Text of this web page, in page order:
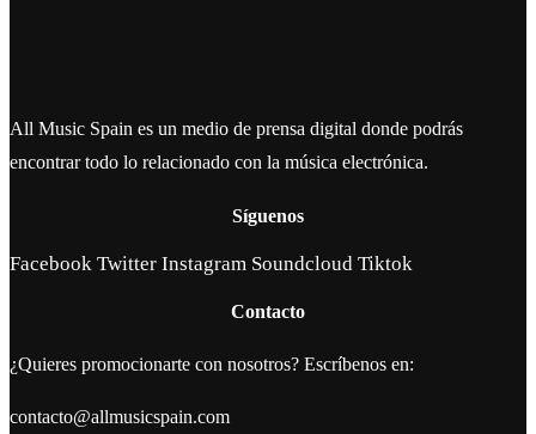
All Music Spain es un medio de prensa digital donde podrás
encontrar todo lo relacionado con la música electrónica.
Síguenos
Facebook Twitter Instagram Soundcloud Tiktok
Contacto
¿Quieres promocionarte con nosotros? Escríbenos en:
contacto@allmusicspain.com